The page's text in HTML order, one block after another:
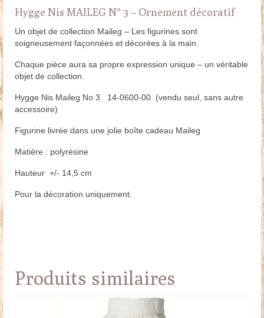
Hygge Nis MAILEG N° 3 – Ornement décoratif
Un objet de collection Maileg – Les figurines sont
soigneusement façonnées et décorées à la main.
Chaque pièce aura sa propre expression unique – un véritable
objet de collection.
Hygge Nis Maileg No 3 14-0600-00 (vendu seul, sans autre
accessoire)
Figurine livrée dans une jolie boîte cadeau Maileg
Matière : polyrésine
Hauteur +/- 14,5 cm
Pour la décoration uniquement.
Produits similaires